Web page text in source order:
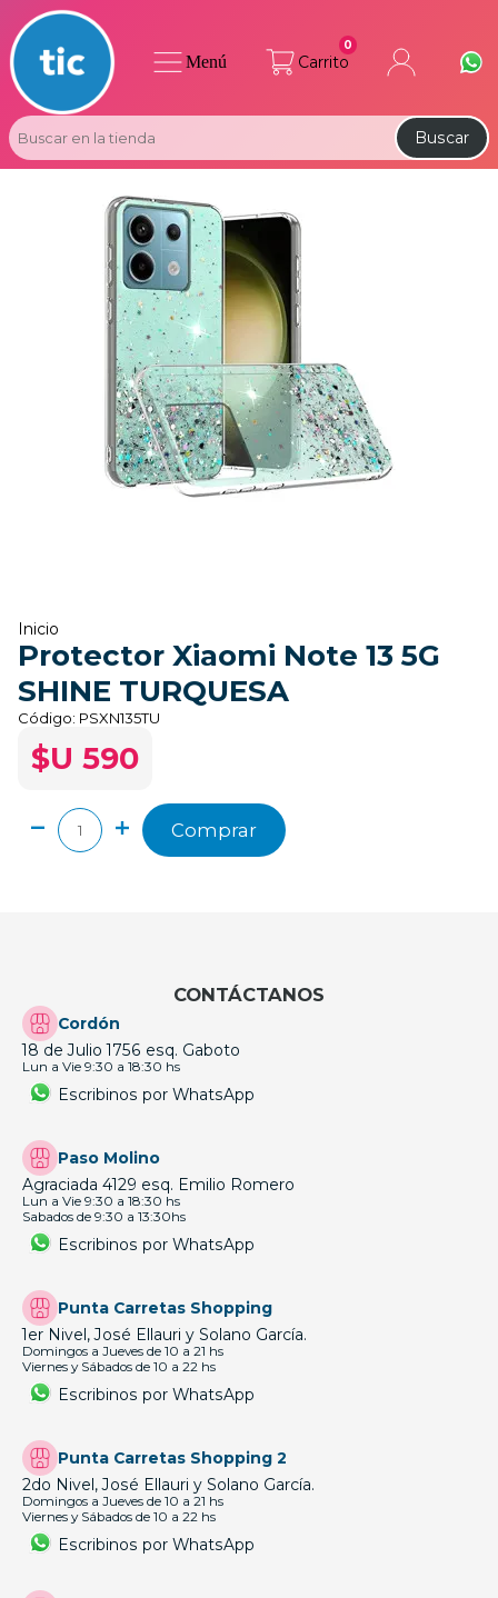
Carrito
0
Buscar
Menú
Inicio
Protector Xiaomi Note 13 5G
SHINE TURQUESA
Código: PSXN135TU
$U 590
Comprar
CONTÁCTANOS
Cordón
18 de Julio 1756 esq. Gaboto
Lun a Vie 9:30 a 18:30 hs
Escribinos por WhatsApp
Paso Molino
Agraciada 4129 esq. Emilio Romero
Lun a Vie 9:30 a 18:30 hs
Sabados de 9:30 a 13:30hs
Escribinos por WhatsApp
Punta Carretas Shopping
1er Nivel, José Ellauri y Solano García.
Domingos a Jueves de 10 a 21 hs
Viernes y Sábados de 10 a 22 hs
Escribinos por WhatsApp
Punta Carretas Shopping 2
2do Nivel, José Ellauri y Solano García.
Domingos a Jueves de 10 a 21 hs
Viernes y Sábados de 10 a 22 hs
Escribinos por WhatsApp